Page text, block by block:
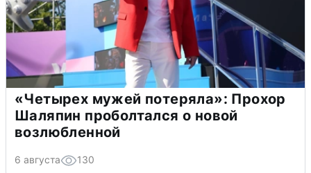
«Четырех мужей потеряла»: Прохор
Шаляпин проболтался о новой
возлюбленной
6 августа 130